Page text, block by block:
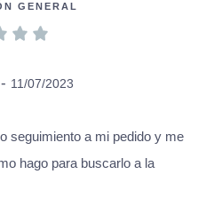
GENERAL
- 11/07/2023
seguimiento a mi pedido y me
hago para buscarlo a la